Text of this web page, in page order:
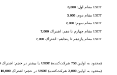
مقام اول: 6,000 USDT
مقام دوم: 3,000 USDT
مقام سوم: 2,000 USDT
مقام چهارم تا دهم: اشتراک 7,000 USDT
مقام یازدهم تا پنجاهم: اشتراک 7,000 USDT
یا بیشتر در حجم: اشتراک 15,000 USDT (محدود به اولین 750 شرکت‌کننده)
در حجم: اشتراک 10,000 USDT (محدود به اولین 2,000 شرکت‌کننده)